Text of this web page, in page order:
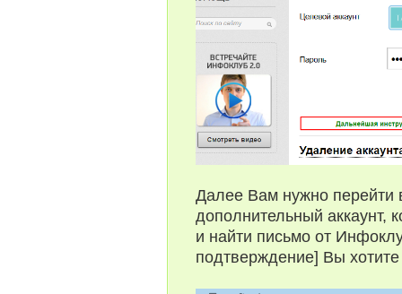
Далее Вам нужно перейти
дополнительный аккаунт,
и найти письмо от
подтверждение] Вы